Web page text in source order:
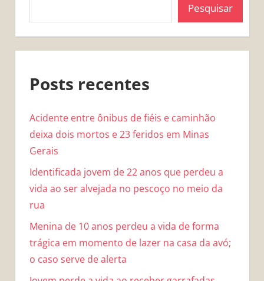
Pesquisar
Posts recentes
Acidente entre ônibus de fiéis e caminhão
deixa dois mortos e 23 feridos em Minas
Gerais
Identificada jovem de 22 anos que perdeu a
vida ao ser alvejada no pescoço no meio da
rua
Menina de 10 anos perdeu a vida de forma
trágica em momento de lazer na casa da avó;
o caso serve de alerta